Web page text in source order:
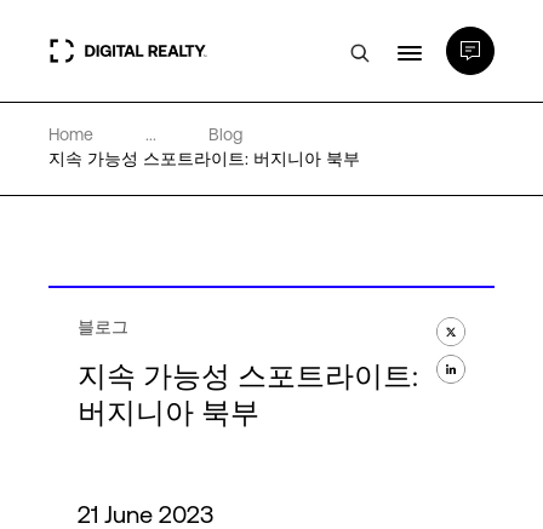
데이터 센터
전문성 및 리소스
Home ...
Blog
지속 가능성 스포트라이트: 버지니아 북부
블로그
지속 가능성 스포트라이트:
버지니아 북부
21 June 2023